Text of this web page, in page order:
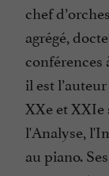
chef
agrégé,
conférences
il est
XXe et XXIe
l'Analyse,
au piano.